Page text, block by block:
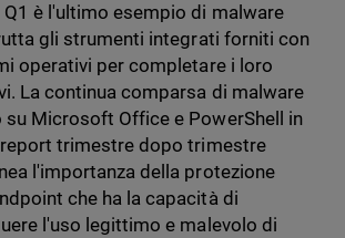
Q1 è l'ultimo esempio di malware
gli strumenti integrati forniti con
operativi per completare i loro
La continua comparsa di malware
su Microsoft Office e PowerShell in
trimestre dopo trimestre
l'importanza della protezione
che ha la capacità di
l'uso legittimo e malevolo di